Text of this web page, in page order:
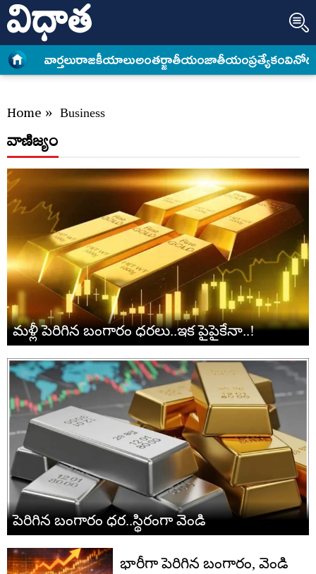
వార్త‌లురాజకీయాలుఅంత‌ర్జాతీయంజాతీయంప్రత్యేకం
Home» Business
వాణిజ్యం
మళ్లీ పెరిగిన బంగారం ధరలు..ఇక పైపైకేనా..!
పెరిగిన బంగారం ధర..స్థిరంగా వెండి
భారీగా పెరిగిన బంగారం, వెండి